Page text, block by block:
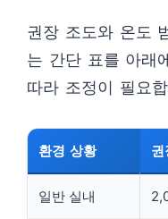
권장 조도와 온도
는 간단 표를 아래
따라 조정이 필요
환경 상황
일반 실내